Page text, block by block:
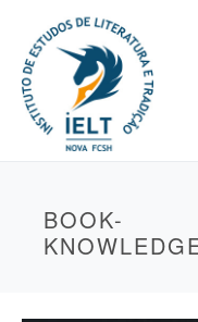
BOOK-